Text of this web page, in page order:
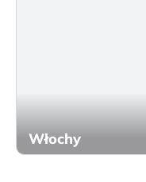
Włochy